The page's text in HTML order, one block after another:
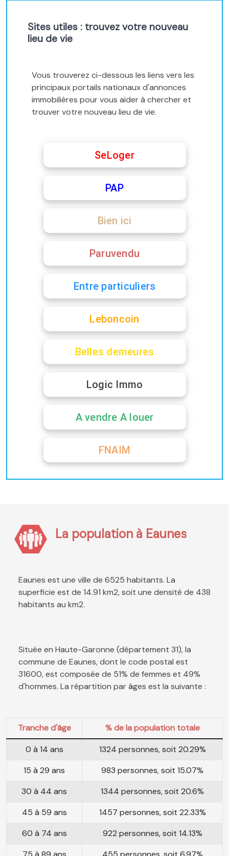
Sites utiles : trouvez votre nouveau
lieu de vie
Vous trouverez ci-dessous les liens vers les
principaux portails nationaux d'annonces
immobilières pour vous aider à chercher et
trouver votre nouveau lieu de vie.
SeLoger
PAP
Bien ici
Paruvendu
Entre particuliers
Leboncoin
Belles demeures
Logic Immo
A vendre A louer
FNAIM
La population à Eaunes
Eaunes est une ville de 6525 habitants. La
superficie est de 14.91 km2, soit une densité de 438
habitants au km2.
Située en Haute-Garonne (département 31), la
commune de Eaunes, dont le code postal est
31600, est composée de 51% de femmes et 49%
d'hommes. La répartition par âges est la suivante :
Tranche d'âge
% de la population totale
0 à 14 ans
1324 personnes, soit 20.29%
15 à 29 ans
983 personnes, soit 15.07%
30 à 44 ans
1344 personnes, soit 20.6%
45 à 59 ans
1457 personnes, soit 22.33%
60 à 74 ans
922 personnes, soit 14.13%